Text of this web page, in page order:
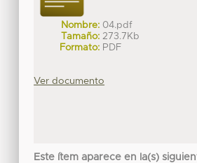
Nombre: 04.pdf
Tamaño: 273.7Kb
Formato: PDF
Ver documento
Este ítem aparece en la(s)